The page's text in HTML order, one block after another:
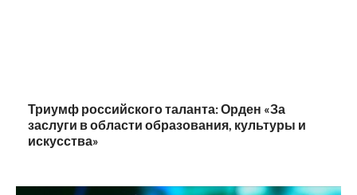
Триумф российского таланта: Орден «За
заслуги в области образования, культуры и
искусства»